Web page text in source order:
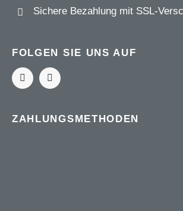
Sichere Bezahlung mit SSL-
FOLGEN SIE UNS AUF
ZAHLUNGSMETHODEN